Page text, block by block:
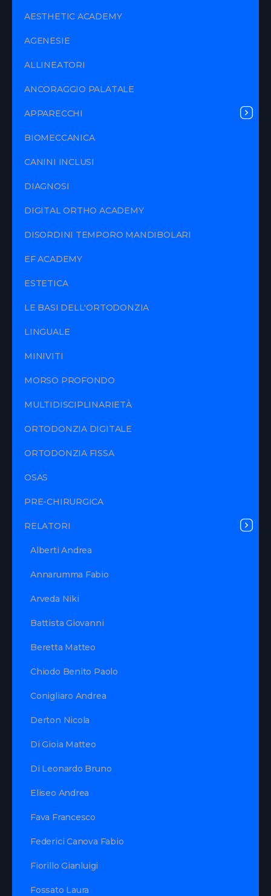
AESTHETIC ACADEMY
AGENESIE
ALLINEATORI
ANCORAGGIO PALATALE
APPARECCHI
BIOMECCANICA
CANINI INCLUSI
DIAGNOSI
DIGITAL ORTHO ACADEMY
DISORDINI TEMPORO MANDIBOLARI
EF ACADEMY
ESTETICA
LE BASI DELL'ORTODONZIA
LINGUALE
MINIVITI
MORSO PROFONDO
MULTIDISCIPLINARIETÀ
ORTODONZIA DIGITALE
ORTODONZIA FISSA
OSAS
PRE-CHIRURGICA
RELATORI
Alberti Andrea
Annarumma Fabio
Arveda Niki
Battista Giovanni
Beretta Matteo
Chiodo Benito Paolo
Conigliaro Andrea
Derton Nicola
Di Gioia Matteo
Di Leonardo Bruno
Eliseo Andrea
Fava Francesco
Federici Canova Fabio
Fiorillo Gianluigi
Fossato Laura